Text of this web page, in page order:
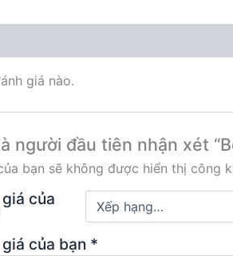
giá nào.
người đầu tiên nhận xét
bạn sẽ không được hiển thị công
của
của bạn *